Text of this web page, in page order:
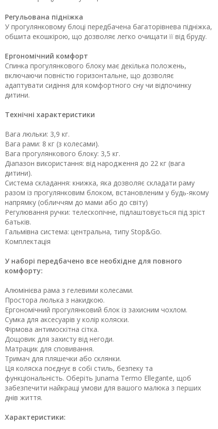
Регульована підніжка
У прогулянковому блоці передбачена багаторівнева підніжка,
обшита екошкірою, що дозволяє легко очищати її від бруду.
Ергономічний комфорт
Спинка прогулянкового блоку має декілька положень,
включаючи повністю горизонтальне, що дозволяє
адаптувати сидіння для комфортного сну чи відпочинку
дитини.
Технічні характеристики
Вага люльки: 3,9 кг.
Вага рами: 8 кг (з колесами).
Вага прогулянкового блоку: 3,5 кг.
Діапазон використання: від народження до 22 кг (вага
дитини).
Система складання: книжка, яка дозволяє складати раму
разом із прогулянковим блоком, встановленим у будь-якому
напрямку (обличчям до мами або до світу)
Регулювання ручки: телескопічне, підлаштовується під зріст
батьків.
Гальмівна система: центральна, типу Stop&Go.
Комплектація
У наборі передбачено все необхідне для повного
комфорту:
Алюмінієва рама з гелевими колесами.
Простора люлька з накидкою.
Ергономічний прогулянковий блок із захисним чохлом.
Сумка для аксесуарів у колір коляски.
Фірмова антимоскітна сітка.
Дощовик для захисту від негоди.
Матрацик для сповивання.
Тримач для пляшечки або склянки.
Ця коляска поєднує в собі стиль, безпеку та
функціональність. Оберіть Junama Termo Ellegante, щоб
забезпечити найкращі умови для вашого малюка з перших
днів життя.
Характеристики: